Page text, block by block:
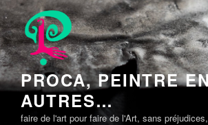
Aller
au
contenu
principal
PROCA, PEINTRE
AUTRES…
faire de l'art pour faire de l'Art, sans